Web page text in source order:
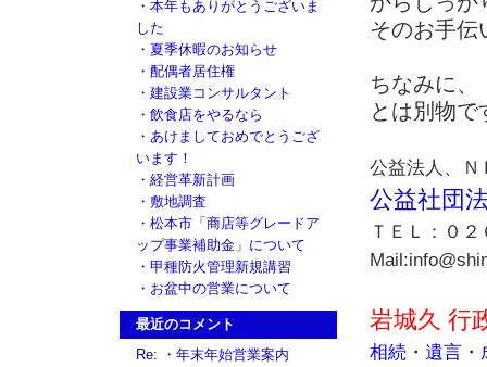
そのお手伝
ちなみに、
とは別物で
公益法人、Ｎ
公益社団
ＴＥＬ：０
岩城久 行
相続・遺言・
・本年もありがとうございま
した
・夏季休暇のお知らせ
・配偶者居住権
・建設業コンサルタント
・飲食店をやるなら
・あけましておめでとうござ
います！
・経営革新計画
・敷地調査
・松本市「商店等グレードア
ップ事業補助金」について
・甲種防火管理新規講習
・お盆中の営業について
最近のコメント
Re: ・年末年始営業案内